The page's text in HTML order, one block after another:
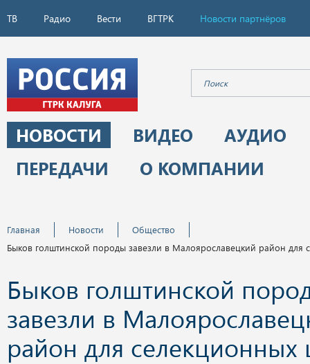
ТВ Радио Вести ВГТРК Новости партнёров
НОВОСТИ ВИДЕО
АУДИО
ПЕРЕДАЧИ
О КОМПАНИИ
Главная Новости
Общество
Быков голштинской породы завезли в Малоярославецкий район для
Быков голштинской
завезли в
район для селекционных